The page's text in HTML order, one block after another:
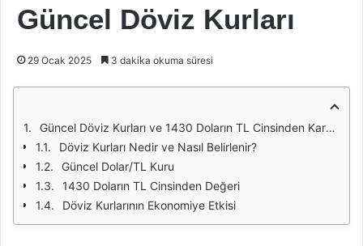
Güncel Döviz Kurları
29 Ocak 2025 3 dakika okuma süresi
Güncel Döviz Kurları ve 1430 Doların TL Cinsinden Karşılığı
Döviz Kurları Nedir ve Nasıl Belirlenir?
Güncel Dolar/TL Kuru
1430 Doların TL Cinsinden Değeri
Döviz Kurlarının Ekonomiye Etkisi